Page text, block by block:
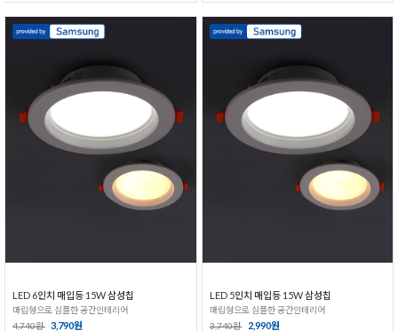
LED 6인치 매입등 15W 삼성칩
매립형으로 심플한 공간인테리어
4,740원 3,790원
LED 5인치 매입등 15W 삼성칩
매립형으로 심플한 공간인테리어
3,740원
2,990원